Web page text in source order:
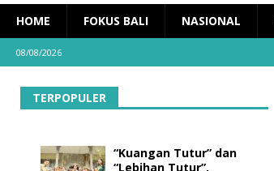
HOME FOKUS BALI NASIONAL
08/08/2026
TERPOPULER
“Kuangan Tutur” dan
“Lebihan Tutur”,